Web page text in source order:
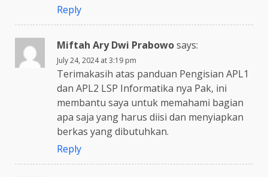
Reply
Miftah Ary Dwi Prabowosays:
July 24, 2024 at 3:19 pm
Terimakasih atas panduan Pengisian APL1
dan APL2 LSP Informatika nya Pak, ini
membantu saya untuk memahami bagian
apa saja yang harus diisi dan menyiapkan
berkas yang dibutuhkan.
Reply